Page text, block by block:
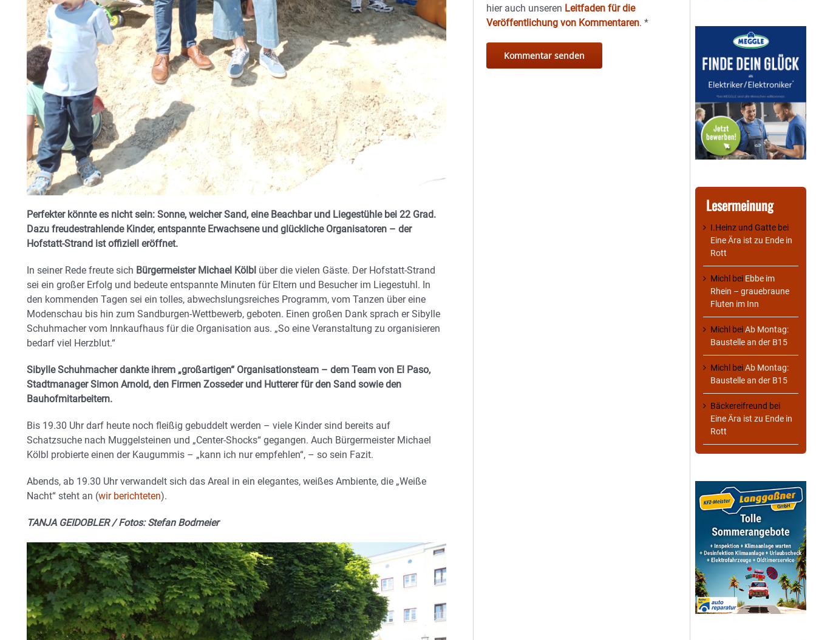
Perfekter könnte es nicht sein: Sonne, weicher Sand, eine Beachbar und Liegestühle bei 22 Grad.
Dazu freudestrahlende Kinder, entspannte Erwachsene und glückliche Organisatoren – der
Hofstatt-Strand ist offiziell eröffnet.
In seiner Rede freute sich Bürgermeister Michael Kölbl über die vielen Gäste. Der Hofstatt-Strand
sei ein großer Erfolg und bedeute entspannte Minuten für Eltern und Besucher im Liegestuhl. In
den kommenden Tagen sei ein tolles, abwechslungsreiches Programm, vom Tanzen über eine
Modenschau bis hin zum Sandburgen-Wettbewerb, geboten. Einen großen Dank sprach er Sibylle
Schuhmacher vom Innkaufhaus für die Organisation aus. „So eine Veranstaltung zu organisieren
bedarf viel Herzblut.“
Sibylle Schuhmacher dankte ihrem „großartigen“ Organisationsteam – dem Team von El Paso,
Stadtmanager Simon Arnold, den Firmen Zosseder und Hutterer für den Sand sowie den
Bauhofmitarbeitern.
Bis 19.30 Uhr darf heute noch fleißig gebuddelt werden – viele Kinder sind bereits auf
Schatzsuche nach Muggelsteinen und „Center-Shocks“ gegangen. Auch Bürgermeister Michael
Kölbl probierte einen der Kaugummis – „kann ich nur empfehlen“, – so sein Fazit.
Abends, ab 19.30 Uhr verwandelt sich das Areal in ein elegantes, weißes Ambiente, die „Weiße
Nacht“ steht an (wir berichteten).
TANJA GEIDOBLER / Fotos: Stefan Bodmeier
hier auch unseren Leitfaden für die
Veröffentlichung von Kommentaren.*
Lesermeinung
I.Heinz und Gatte bei
Eine Ära ist zu Ende in
Rott
Michl bei Ebbe im
Rhein – grauebraune
Fluten im Inn
Michl beiAb Montag:
Baustelle an der B15
Michl beiAb Montag:
Baustelle an der B15
Bäckereifreund bei
Eine Ära ist zu Ende in
Rott